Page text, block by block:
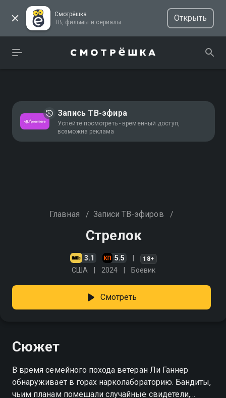
Смотрёшка
ТВ, фильмы и сериалы
Открыть
Запись ТВ-эфира
Успейте посмотреть - временный доступ,
возможна реклама
Главная / Записи ТВ-эфиров /
Стрелок
3.1 5.5 18+
США 2024 Боевик
Смотреть
Сюжет
В время семейного похода ветеран Ли Ганнер
обнаруживает в горах нарколабораторию. Бандиты,
чьим планам помешали случайные свидетели,